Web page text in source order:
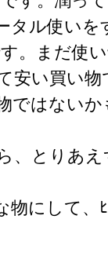
タル使いを
す。まだ使
安い買い
ではない
、とりあ
物にして、